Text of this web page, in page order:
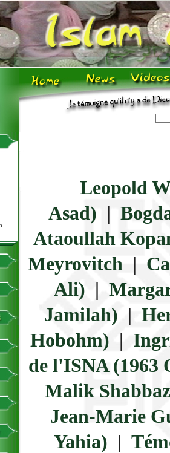
Leopold
Asad) |
Ataoullah
Meyrovitch |
Ali) |
Jamilah) |
Hobohm) |
de l'ISNA (1963
Malik
Jean-Marie
Yahia) |